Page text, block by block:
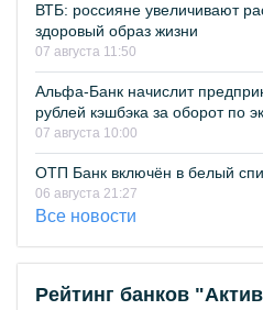
ВТБ: россияне увеличивают
здоровый образ жизни
07 августа 11:50
Альфа-Банк начислит
рублей кэшбэка за оборот по
07 августа 10:00
ОТП Банк включён в белый
06 августа 21:27
Все новости
Рейтинг банков